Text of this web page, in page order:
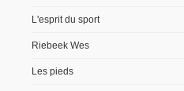
L'esprit du sport
Riebeek Wes
Les pieds